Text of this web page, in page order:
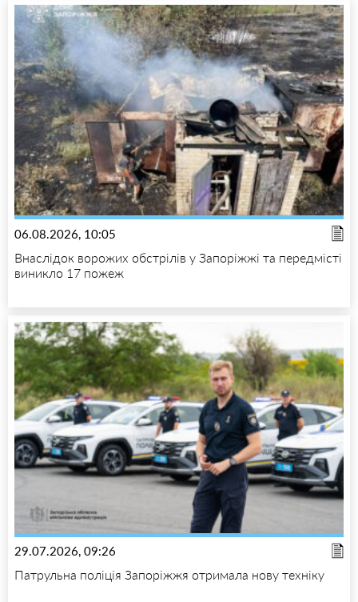
06.08.2026, 10:05
Внаслідок ворожих обстрілів у Запоріжжі та передмісті
виникло 17 пожеж
29.07.2026, 09:26
Патрульна поліція Запоріжжя отримала нову техніку